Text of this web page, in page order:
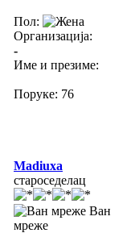
Пол:
Организација:
-
Име и презиме:
Поруке: 76
Madiuxa
староседелац
Ван
мреже